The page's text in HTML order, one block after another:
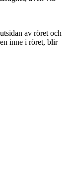
av röret och
inne i röret, blir